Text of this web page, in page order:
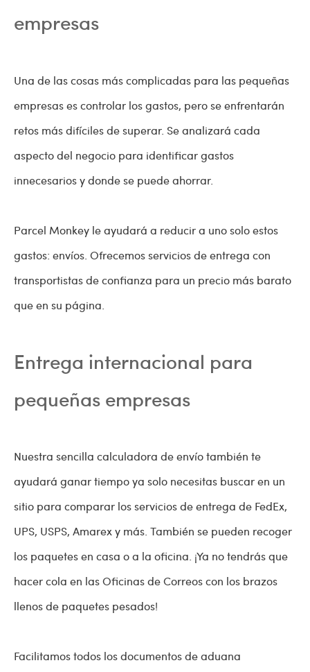
empresas
Una de las cosas más complicadas para las pequeñas
empresas es controlar los gastos, pero se enfrentarán
retos más difíciles de superar. Se analizará cada
aspecto del negocio para identificar gastos
innecesarios y donde se puede ahorrar.
Parcel Monkey le ayudará a reducir a uno solo estos
gastos: envíos. Ofrecemos servicios de entrega con
transportistas de confianza para un precio más barato
que en su página.
Entrega internacional para
pequeñas empresas
Nuestra sencilla calculadora de envío también te
ayudará ganar tiempo ya solo necesitas buscar en un
sitio para comparar los servicios de entrega de FedEx,
UPS, USPS, Amarex y más. También se pueden recoger
los paquetes en casa o a la oficina. ¡Ya no tendrás que
hacer cola en las Oficinas de Correos con los brazos
llenos de paquetes pesados!
Facilitamos todos los documentos de aduana